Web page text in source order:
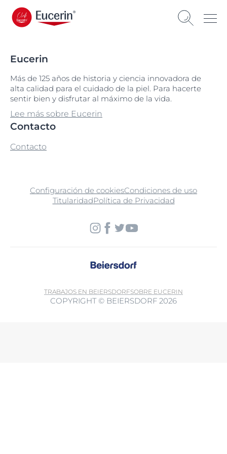
Eucerin
Más de 125 años de historia y ciencia innovadora de
alta calidad para el cuidado de la piel. Para hacerte
sentir bien y disfrutar al máximo de la vida.
Lee más sobre Eucerin
Contacto
Contacto
Configuración de cookiesCondiciones de uso
TitularidadPolítica de Privacidad
TRABAJOS EN BEIERSDORFSOBRE EUCERIN
COPYRIGHT © BEIERSDORF 2026